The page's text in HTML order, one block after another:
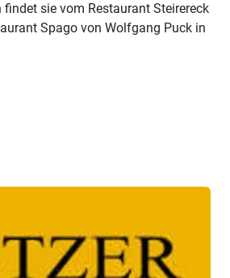
findet sie vom Restaurant Steirereck
Spago von Wolfgang Puck in